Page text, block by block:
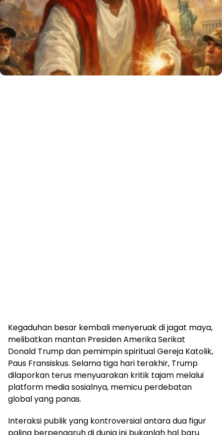
Kegaduhan besar kembali menyeruak di jagat maya,
melibatkan mantan Presiden Amerika Serikat
Donald Trump dan pemimpin spiritual Gereja Katolik,
Paus Fransiskus. Selama tiga hari terakhir, Trump
dilaporkan terus menyuarakan kritik tajam melalui
platform media sosialnya, memicu perdebatan
global yang panas.
Interaksi publik yang kontroversial antara dua figur
paling berpengaruh di dunia ini bukanlah hal baru.